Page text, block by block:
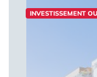
INVESTISSEMENT